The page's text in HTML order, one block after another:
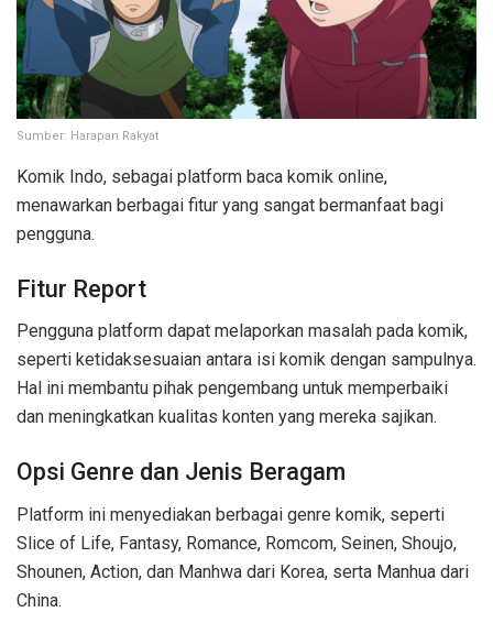
Sumber: Harapan Rakyat
Komik Indo, sebagai platform baca komik online,
menawarkan berbagai fitur yang sangat bermanfaat bagi
pengguna.
Fitur Report
Pengguna platform dapat melaporkan masalah pada komik,
seperti ketidaksesuaian antara isi komik dengan sampulnya.
Hal ini membantu pihak pengembang untuk memperbaiki
dan meningkatkan kualitas konten yang mereka sajikan.
Opsi Genre dan Jenis Beragam
Platform ini menyediakan berbagai genre komik, seperti
Slice of Life, Fantasy, Romance, Romcom, Seinen, Shoujo,
Shounen, Action, dan Manhwa dari Korea, serta Manhua dari
China.